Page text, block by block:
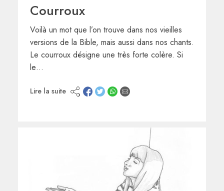
Courroux
Voilà un mot que l’on trouve dans nos vieilles
versions de la Bible, mais aussi dans nos chants.
Le courroux désigne une très forte colère. Si
le…
Lire la suite